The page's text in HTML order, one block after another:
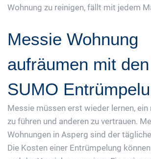
Wohnung zu reinigen, fällt mit jedem
Messie Wohnung
aufräumen mit
SUMO
Messie müssen erst wieder lernen,
zu führen und anderen zu vertrauen.
Wohnungen in Asperg sind der
Die Kosten einer Entrümpelung